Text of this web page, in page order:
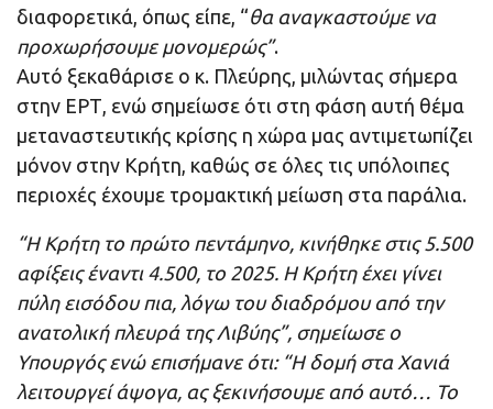
διαφορετικά, όπως είπε, “θα αναγκαστούμε να
προχωρήσουμε μονομερώς”.
Αυτό ξεκαθάρισε ο κ. Πλεύρης, μιλώντας σήμερα
στην ΕΡΤ, ενώ σημείωσε ότι στη φάση αυτή θέμα
μεταναστευτικής κρίσης η χώρα μας αντιμετωπίζει
μόνον στην Κρήτη, καθώς σε όλες τις υπόλοιπες
περιοχές έχουμε τρομακτική μείωση στα παράλια.
“Η Κρήτη το πρώτο πεντάμηνο, κινήθηκε στις 5.500
αφίξεις έναντι 4.500, το 2025. Η Κρήτη έχει γίνει
πύλη εισόδου πια, λόγω του διαδρόμου από την
ανατολική πλευρά της Λιβύης”, σημείωσε ο
Υπουργός ενώ επισήμανε ότι: “Η δομή στα Χανιά
λειτουργεί άψογα, ας ξεκινήσουμε από αυτό… Το